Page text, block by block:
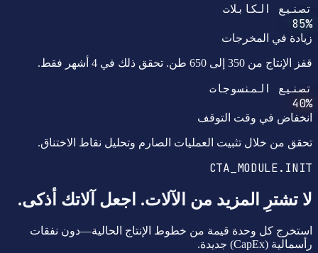
تصنيع الكابلات
85%
زيادة في المخرجات
قفز الإنتاج من 350 إلى 650 طن. تحقق ذلك في 4 أشهر فقط.
تصنيع المنسوجات
40%
انخفاض في وقت التوقف
تحقق من خلال تثبيت العمليات الصارم وتحليل نقاط الاختناق.
CTA_MODULE.INIT
لا تشترِ المزيد من الآلات. اجعل آلاتك أذكى.
استخرج كل وحدة قيمة من خطوط الإنتاج الحالية—دون نفقات
رأسمالية (CapEx) جديدة.